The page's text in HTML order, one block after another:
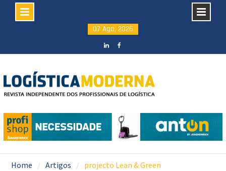
content
07 Ago, 2026
Home Artigos projecto Lean & Green